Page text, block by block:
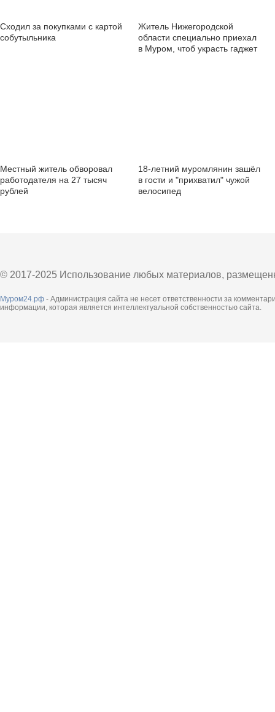
Сходил за покупками с картой
собутыльника
Житель Нижегородской
области специально приехал
в Муром, чтоб украсть гаджет
Местный житель обворовал
работодателя на 27 тысяч
рублей
18-летний муромлянин зашёл
в гости и "прихватил" чужой
велосипед
© 2017-2025 Использование любых материалов,
Муром24.рф - Администрация сайта не несет ответственности за
информации, которая является интеллектуальной собственностью сайта.